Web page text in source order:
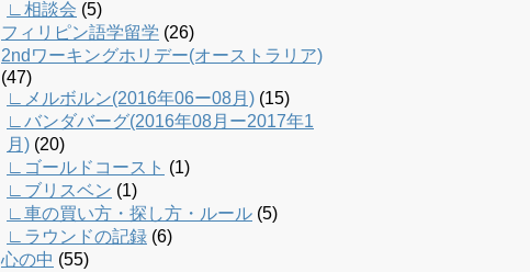
∟相談会 (5)
フィリピン語学留学 (26)
2ndワーキングホリデー(オーストラリア)
(47)
∟メルボルン(2016年06ー08月) (15)
∟バンダバーグ(2016年08月ー2017年1
月) (20)
∟ゴールドコースト (1)
∟ブリスベン (1)
∟車の買い方・探し方・ルール (5)
∟ラウンドの記録 (6)
心の中 (55)